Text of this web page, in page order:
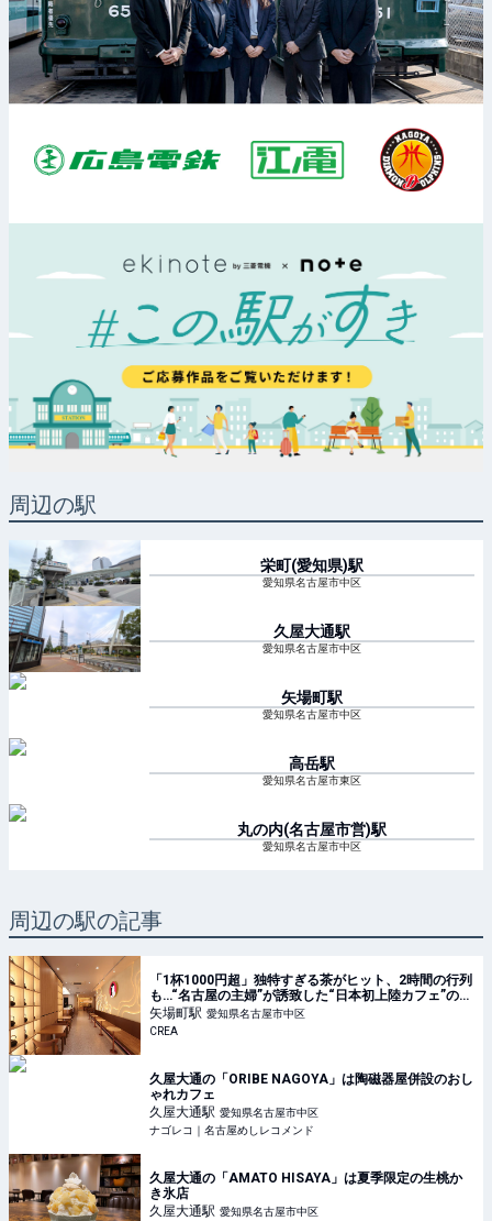
周辺の駅
栄町(愛知県)駅
愛知県名古屋市中区
久屋大通駅
愛知県名古屋市中区
矢場町駅
愛知県名古屋市中区
高岳駅
愛知県名古屋市東区
丸の内(名古屋市営)駅
愛知県名古屋市中区
周辺の駅の記事
「1杯1000円超」独特すぎる茶がヒット、2時間の行列
も…“名古屋の主婦”が誘致した“日本初上陸カフェ”の正
体
矢場町駅 愛知県名古屋市中区
CREA
久屋大通の「ORIBE NAGOYA」は陶磁器屋併設のおし
ゃれカフェ
久屋大通駅 愛知県名古屋市中区
ナゴレコ｜名古屋めしレコメンド
久屋大通の「AMATO HISAYA」は夏季限定の生桃か
き氷店
久屋大通駅 愛知県名古屋市中区